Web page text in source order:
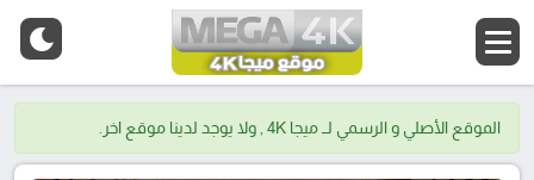
الموقع الأصلي و الرسمي لــ ميجا 4K , ولا يوجد لدينا موقع اخر.